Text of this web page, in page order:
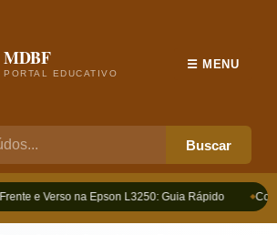
MDBF
PORTAL EDUCATIVO
Buscar
☰ MENU
e Verso na Epson L3250: Guia Rápido